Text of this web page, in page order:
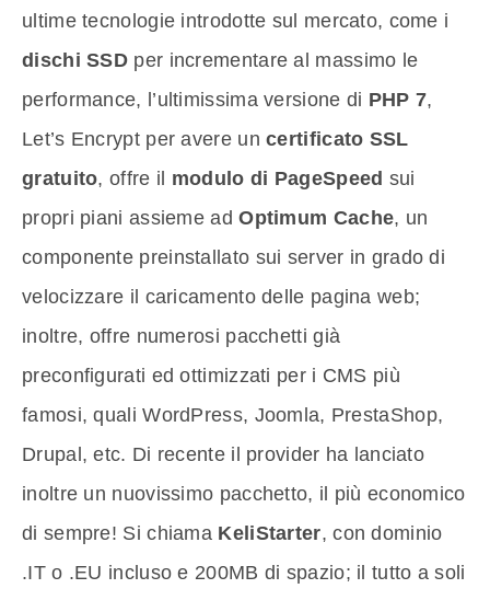
ultime tecnologie introdotte sul mercato, come i
dischi SSD per incrementare al massimo le
performance, l’ultimissima versione di PHP 7,
Let’s Encrypt per avere uncertificato SSL
gratuito, offre il modulo di PageSpeed sui
propri piani assieme adOptimum Cache, un
componente preinstallato sui server in grado di
velocizzare il caricamento delle pagina web;
inoltre, offre numerosi pacchetti già
preconfigurati ed ottimizzati per i CMS più
famosi, quali WordPress, Joomla, PrestaShop,
Drupal, etc. Di recente il provider ha lanciato
inoltre un nuovissimo pacchetto, il più economico
di sempre! Si chiama KeliStarter, con dominio
.IT o .EU incluso e 200MB di spazio; il tutto a soli